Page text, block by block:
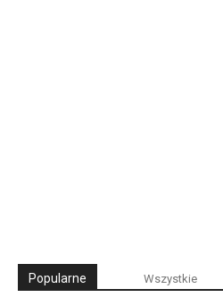
Popularne Wszystkie